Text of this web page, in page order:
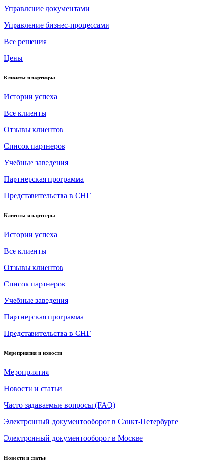
Управление документами
Управление бизнес-процессами
Все решения
Цены
Клиенты и партнеры
Истории успеха
Все клиенты
Отзывы клиентов
Список партнеров
Учебные заведения
Партнерская программа
Представительства в СНГ
Клиенты и партнеры
Истории успеха
Все клиенты
Отзывы клиентов
Список партнеров
Учебные заведения
Партнерская программа
Представительства в СНГ
Мероприятия и новости
Мероприятия
Новости и статьи
Часто задаваемые вопросы (FAQ)
Электронный документооборот в Санкт-Петербурге
Электронный документооборот в Москве
Новости и статьи